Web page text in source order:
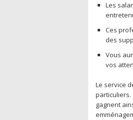
Les
Ces
des
Vous
vos
Le service
particuliers.
gagnent